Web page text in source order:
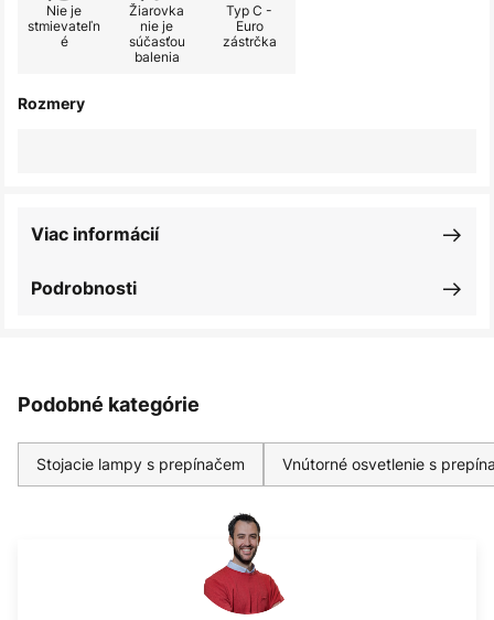
Nie je
stmievateľn
é
Žiarovka
nie je
súčasťou
balenia
Typ C -
Euro
zástrčka
Rozmery
Podrobnosti
Viac informácií
Podobné kategórie
Stojacie lampy s prepínačem Vnútorné osvetlenie s